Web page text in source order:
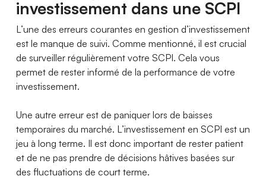
investissement dans une SCPI
L’une des erreurs courantes en gestion d’investissement
est le manque de suivi. Comme mentionné, il est crucial
de surveiller régulièrement votre SCPI. Cela vous
permet de rester informé de la performance de votre
investissement.
Une autre erreur est de paniquer lors de baisses
temporaires du marché. L’investissement en SCPI est un
jeu à long terme. Il est donc important de rester patient
et de ne pas prendre de décisions hâtives basées sur
des fluctuations de court terme.